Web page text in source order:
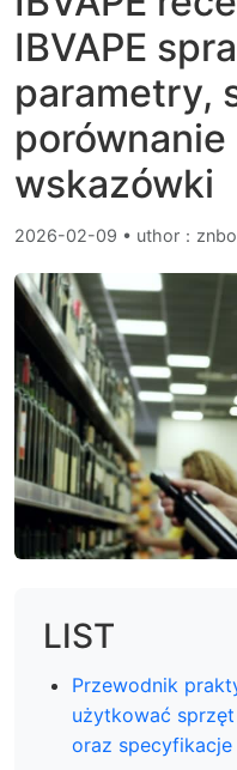
IBVAPE
parametry,
wskazówki
2026-02-09 • uthor：znbo
LIST
Przewodnik
użytkować
oraz specyfikacje